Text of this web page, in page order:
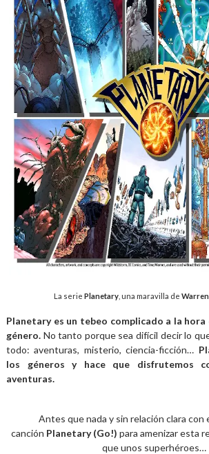
La serie Planetary, una maravilla de Warren
Planetary es un tebeo complicado a la hora
género.No tanto porque sea difícil decir lo
todo: aventuras, misterio, ciencia-ficción…
los géneros y hace que disfrutemos
aventuras.
Antes que nada y sin relación clara con
canción Planetary (Go!) para amenizar esta
que unos superhéroes…